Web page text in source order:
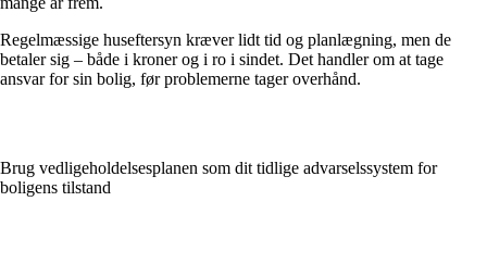
Regelmæssige huseftersyn kræver lidt tid og planlægning, men de
betaler sig – både i kroner og i ro i sindet. Det handler om at tage
ansvar for sin bolig, før problemerne tager overhånd.
Brug vedligeholdelsesplanen som dit tidlige advarselssystem for
boligens tilstand